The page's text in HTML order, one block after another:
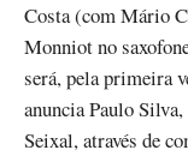
Costa (com Mário
Monniot no
será, pela primeira
anuncia Paulo
Seixal, através de